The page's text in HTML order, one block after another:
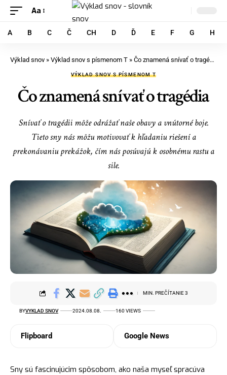
Aa
A B C Č CH D Ď E F G H
Výklad snov » Výklad snov s písmenom T » Čo znamená snívať o tragédia
VÝKLAD SNOV S PÍSMENOM T
Čo znamená snívať o tragédia
Snívať o tragédii môže odrážať naše obavy a vnútorné boje.
Tieto sny nás môžu motivovať k hľadaniu riešení a
prekonávaniu prekážok, čím nás posúvajú k osobnému rastu a
sile.
BYVYKLAD SNOV 2024.08.08. 160 VIEWS
MIN. PREČÍTANIE 3
Flipboard Google News
Sny sú fascinujúcim spôsobom, ako naša myseľ spracúva